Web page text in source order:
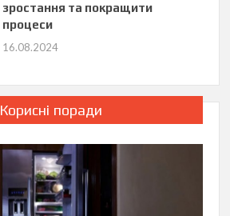
зростання та покращити
процеси
16.08.2024
Корисні поради